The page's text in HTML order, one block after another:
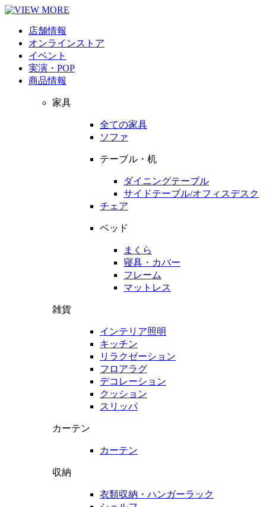
店舗情報
オンラインストア
イベント
実演・POP
商品情報
家具
全ての家具
ソファ
テーブル・机
ダイニングテーブル
サイドテーブル/オフィスデスク
チェア
ベッド
まくら
寝具・カバー
フレーム
マットレス
雑貨
インテリア照明
キッチン
リラクゼーション
フロアラグ
デコレーション
クッション
スリッパ
カーテン
カーテン
収納
衣類収納・ハンガーラック